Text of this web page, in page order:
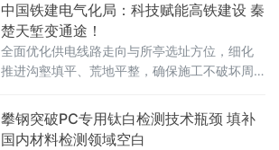
中国铁建电气化局：科技赋能高铁建设 秦
楚天堑变通途！
全面优化供电线路走向与所亭选址方位，细化
推进沟壑填平、荒地平整，确保施工不破坏周
攀钢突破PC专用钛白检测技术瓶颈 填补
国内材料检测领域空白